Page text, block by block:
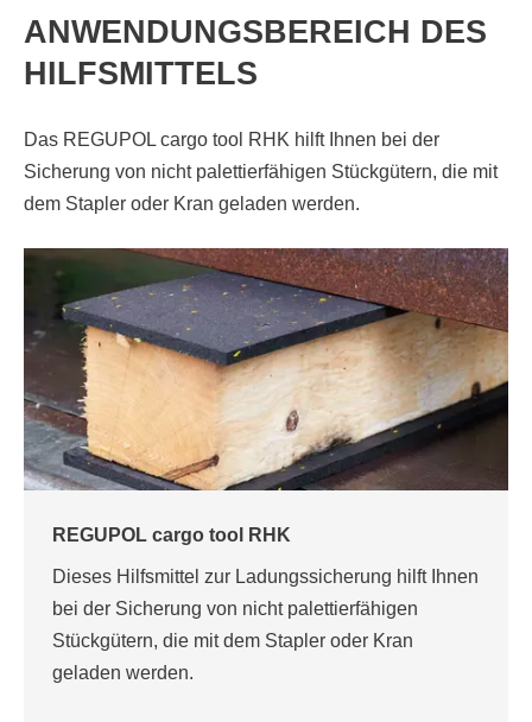
ANWENDUNGSBEREICH DES
HILFSMITTELS
Das REGUPOL cargo tool RHK hilft Ihnen bei der
Sicherung von nicht palettierfähigen Stückgütern, die mit
dem Stapler oder Kran geladen werden.
Dieses Hilfsmittel zur Ladungssicherung hilft Ihnen
bei der Sicherung von nicht palettierfähigen